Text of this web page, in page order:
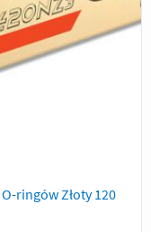
ringów Złoty 120